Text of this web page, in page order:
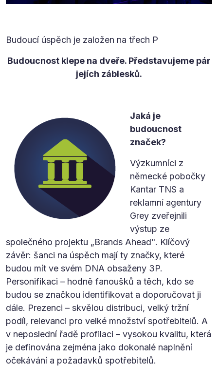
Budoucí úspěch je založen na třech P
Budoucnost klepe na dveře. Představujeme pár
jejích záblesků.
Jaká je
budoucnost
značek?
Výzkumníci z
německé pobočky
Kantar TNS a
reklamní agentury
Grey zveřejnili
výstup ze
společného projektu „Brands Ahead". Klíčový
závěr: šanci na úspěch mají ty značky, které
budou mít ve svém DNA obsaženy 3P.
Personifikaci – hodně fanoušků a těch, kdo se
budou se značkou identifikovat a doporučovat ji
dále. Prezenci – skvělou distribuci, velký tržní
podíl, relevanci pro velké množství spotřebitelů. A
v neposlední řadě profilaci – vysokou kvalitu, která
je definována zejména jako dokonalé naplnění
očekávání a požadavků spotřebitelů.